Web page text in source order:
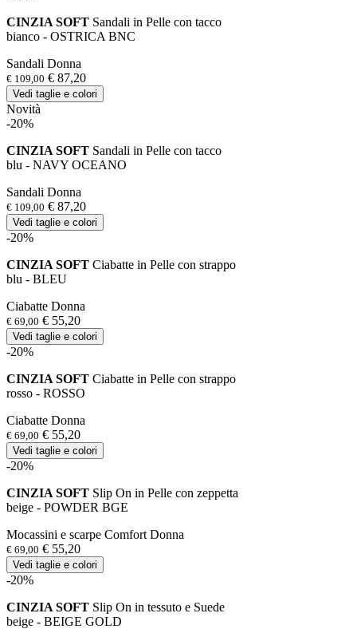
CINZIA SOFT Sandali in Pelle con tacco
bianco - OSTRICA BNC
Sandali Donna
€ 109,00 € 87,20
Vedi taglie e colori
Novità
-20%
CINZIA SOFT Sandali in Pelle con tacco
blu - NAVY OCEANO
Sandali Donna
€ 109,00 € 87,20
Vedi taglie e colori
-20%
CINZIA SOFT Ciabatte in Pelle con strappo
blu - BLEU
Ciabatte Donna
€ 69,00 € 55,20
Vedi taglie e colori
-20%
CINZIA SOFT Ciabatte in Pelle con strappo
rosso - ROSSO
Ciabatte Donna
€ 69,00 € 55,20
Vedi taglie e colori
-20%
CINZIA SOFT Slip On in Pelle con zeppetta
beige - POWDER BGE
Mocassini e scarpe Comfort Donna
€ 69,00 € 55,20
Vedi taglie e colori
-20%
CINZIA SOFT Slip On in tessuto e Suede
beige - BEIGE GOLD